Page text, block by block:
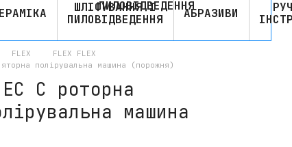
ШЛІФУВАННЯ І
ПИЛОВІДВЕДЕННЯ
АБРАЗИВИ
FLEX
FLEX FLEX
полірувальна машина (порожня)
C роторна
машина